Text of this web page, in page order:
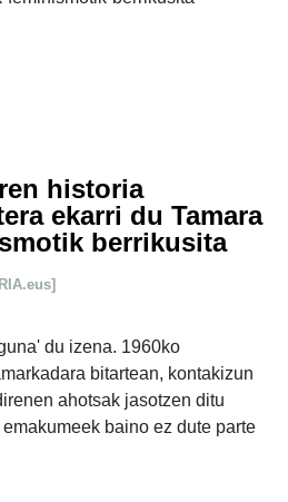
historia
ekarri du Tamara
berrikusita
du izena. 1960ko
bitartean, kontakizun
ahotsak jasotzen ditu
baino ez dute parte